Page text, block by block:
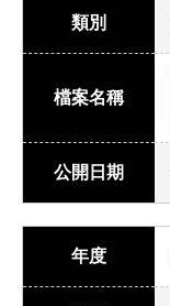
類別
檔案名稱
公開日期
年度